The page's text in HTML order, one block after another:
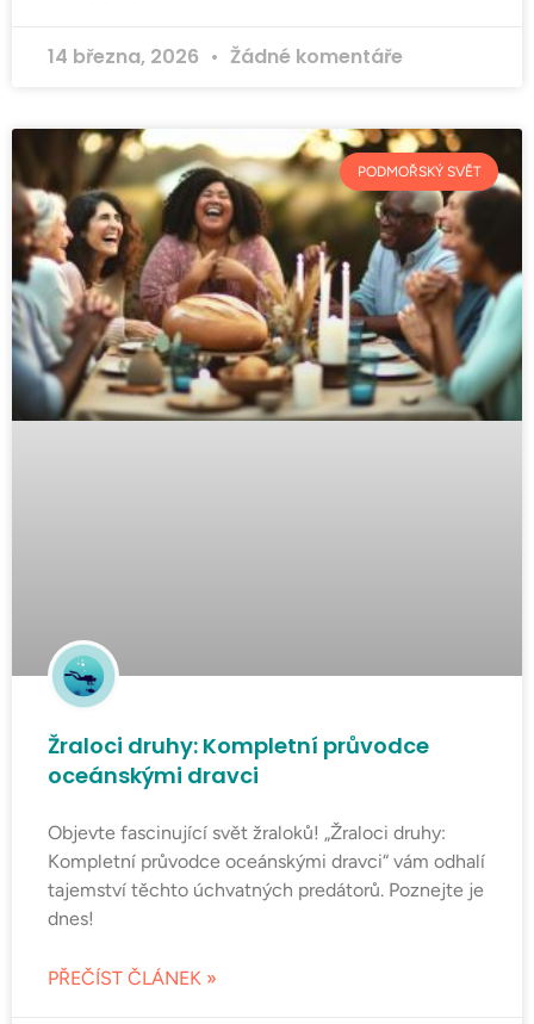
14 března, 2026 Žádné komentáře
PODMOŘSKÝ SVĚT
Žraloci druhy: Kompletní průvodce
oceánskými dravci
Objevte fascinující svět žraloků! „Žraloci druhy:
Kompletní průvodce oceánskými dravci“ vám odhalí
tajemství těchto úchvatných predátorů. Poznejte je
dnes!
PŘEČÍST ČLÁNEK »